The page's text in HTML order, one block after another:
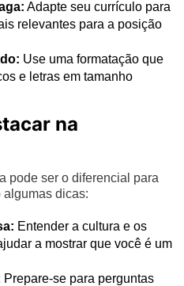
Adapte seu currículo para
relevantes para a posição
Use uma formatação que
e letras em tamanho
na
pode ser o diferencial para
algumas dicas:
Entender a cultura e os
a mostrar que você é um
Prepare-se para perguntas